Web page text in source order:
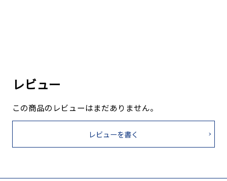
レビュー
この商品のレビューはまだありません。
レビューを書く